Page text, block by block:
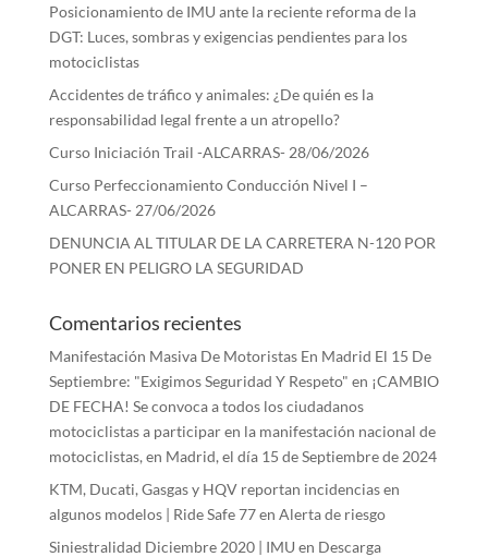
Posicionamiento de IMU ante la reciente reforma de la
DGT: Luces, sombras y exigencias pendientes para los
motociclistas
Accidentes de tráfico y animales: ¿De quién es la
responsabilidad legal frente a un atropello?
Curso Iniciación Trail -ALCARRAS- 28/06/2026
Curso Perfeccionamiento Conducción Nivel I –
ALCARRAS- 27/06/2026
DENUNCIA AL TITULAR DE LA CARRETERA N-120 POR
PONER EN PELIGRO LA SEGURIDAD
Comentarios recientes
Manifestación Masiva De Motoristas En Madrid El 15 De
Septiembre: "Exigimos Seguridad Y Respeto" en ¡CAMBIO
DE FECHA! Se convoca a todos los ciudadanos
motociclistas a participar en la manifestación nacional de
motociclistas, en Madrid, el día 15 de Septiembre de 2024
KTM, Ducati, Gasgas y HQV reportan incidencias en
algunos modelos | Ride Safe 77en Alerta de riesgo
Siniestralidad Diciembre 2020 | IMU en Descarga